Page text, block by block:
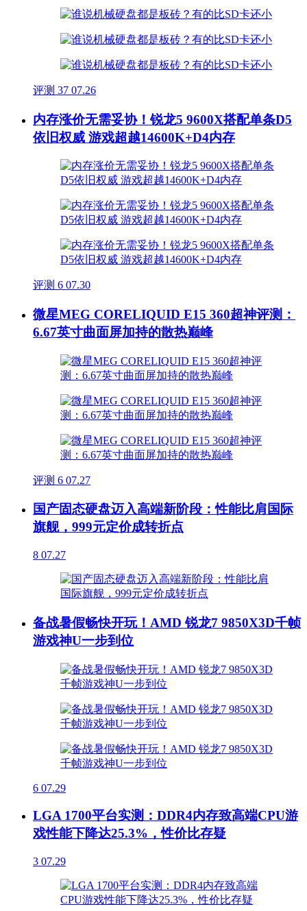
评测 37 07.26
内存涨价无需妥协！锐龙5 9600X搭配单条D5
依旧权威 游戏超越14600K+D4内存
评测 6 07.30
微星MEG CORELIQUID E15 360超神评测：
6.67英寸曲面屏加持的散热巅峰
评测 6 07.27
国产固态硬盘迈入高端新阶段：性能比肩国际
旗舰，999元定价成转折点
8 07.27
备战暑假畅快开玩！AMD 锐龙7 9850X3D千帧
游戏神U一步到位
6 07.29
LGA 1700平台实测：DDR4内存致高端CPU游
戏性能下降达25.3%，性价比存疑
3 07.29